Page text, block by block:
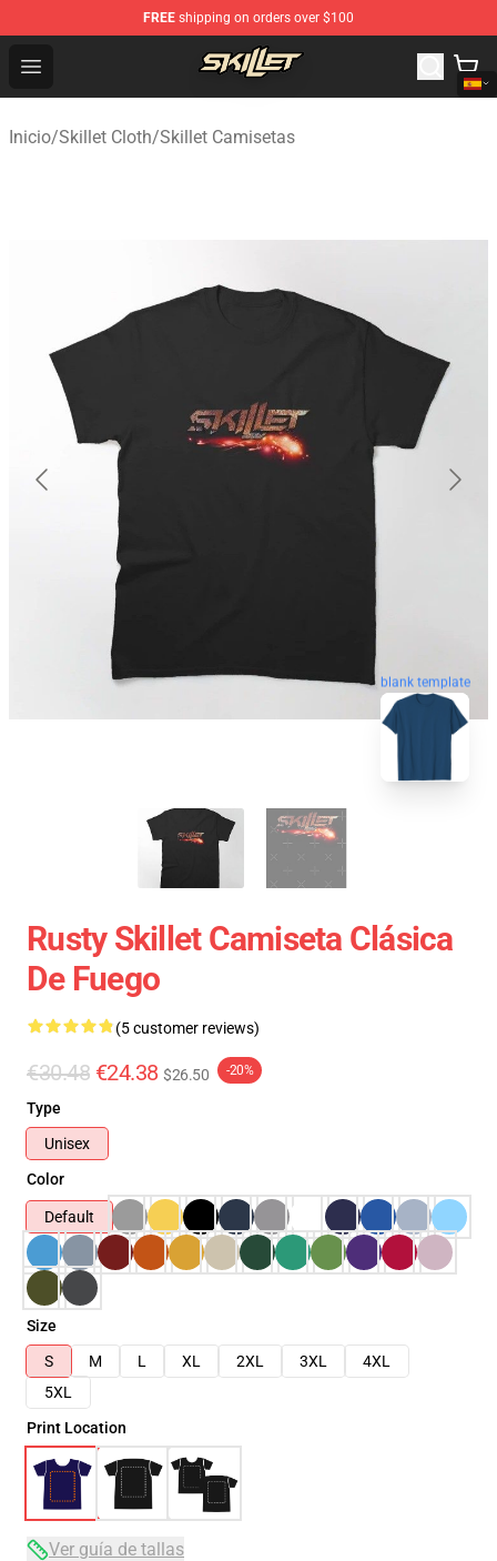
FREE shipping on orders over $100
Open menu
Skillet Shop - Official Skillet Merchandise Store
Inicio/Skillet Cloth/Skillet Camisetas
blank template
Rusty Skillet Camiseta Clásica
De Fuego
(5 customer reviews)
€30.48 €24.38 $26.50 -20%
Type
Unisex
Color
Default
Size
S
M L XL 2XL 3XL
4XL
5XL
Print Location
Ver guía de tallas